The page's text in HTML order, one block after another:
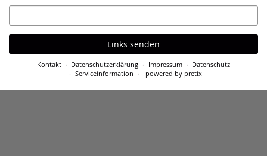
E-
Mail
Links senden
Kontakt Datenschutzerklärung Impressum
Datenschutz
Serviceinformation
powered by pretix